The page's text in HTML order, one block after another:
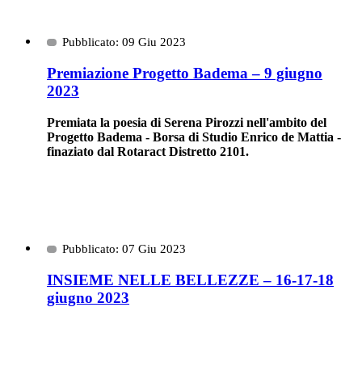
Pubblicato: 09 Giu 2023
Premiazione Progetto Badema – 9 giugno
2023
Premiata la poesia di Serena Pirozzi nell'ambito del
Progetto Badema - Borsa di Studio Enrico de Mattia -
finaziato dal Rotaract Distretto 2101.
Pubblicato: 07 Giu 2023
INSIEME NELLE BELLEZZE – 16-17-18
giugno 2023